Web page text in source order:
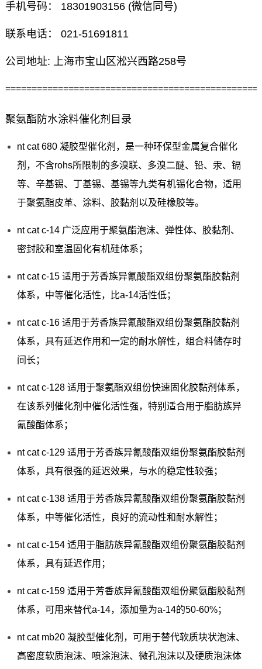
手机号码： 18301903156 (微信同号)
联系电话： 021-51691811
公司地址: 上海市宝山区淞兴西路258号
聚氨酯防水涂料催化剂目录
nt cat 680 凝胶型催化剂，是一种环保型金属复合催化
剂，不含rohs所限制的多溴联、多溴二醚、铅、汞、镉
等、辛基锡、丁基锡、基锡等九类有机锡化合物，适用
于聚氨酯皮革、涂料、胶黏剂以及硅橡胶等。
nt cat c-14 广泛应用于聚氨酯泡沫、弹性体、胶黏剂、
密封胶和室温固化有机硅体系；
nt cat c-15 适用于芳香族异氰酸酯双组份聚氨酯胶黏剂
体系，中等催化活性，比a-14活性低；
nt cat c-16 适用于芳香族异氰酸酯双组份聚氨酯胶黏剂
体系，具有延迟作用和一定的耐水解性，组合料储存时
间长；
nt cat c-128 适用于聚氨酯双组份快速固化胶黏剂体系，
在该系列催化剂中催化活性强，特别适合用于脂肪族异
氰酸酯体系；
nt cat c-129 适用于芳香族异氰酸酯双组份聚氨酯胶黏剂
体系，具有很强的延迟效果，与水的稳定性较强；
nt cat c-138 适用于芳香族异氰酸酯双组份聚氨酯胶黏剂
体系，中等催化活性，良好的流动性和耐水解性；
nt cat c-154 适用于脂肪族异氰酸酯双组份聚氨酯胶黏剂
体系，具有延迟作用；
nt cat c-159 适用于芳香族异氰酸酯双组份聚氨酯胶黏剂
体系，可用来替代a-14，添加量为a-14的50-60%；
nt cat mb20 凝胶型催化剂，可用于替代软质块状泡沫、
高密度软质泡沫、喷涂泡沫、微孔泡沫以及硬质泡沫体